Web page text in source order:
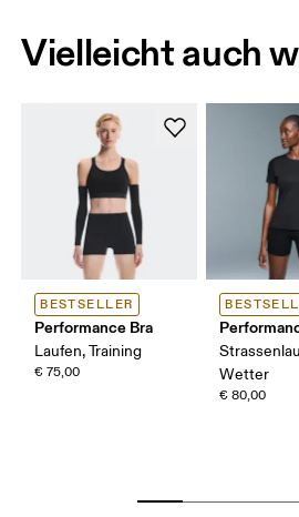
Vielleicht auch
BESTSELLER
Performance Bra
Laufen, Training
€ 75,00
Wetter
€ 80,00